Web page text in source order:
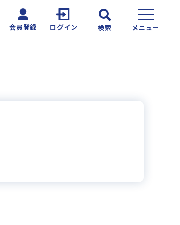
会員登録 ログイン 検索 メニュー